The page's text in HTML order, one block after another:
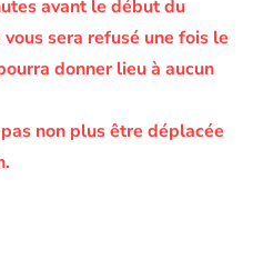
avant le début du
sera refusé une fois le
donner lieu à aucun
non plus être déplacée